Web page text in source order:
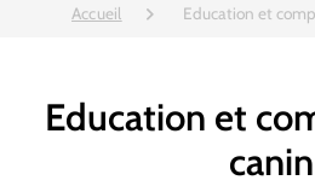
Accueil Education et
Education et
canin